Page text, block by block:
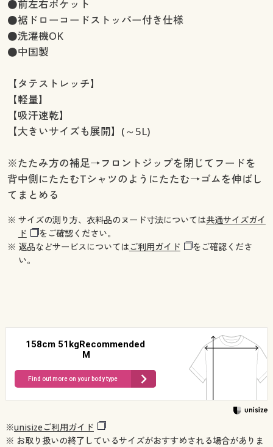
●前左右ポケット
●裾ドローコードストッパー付き仕様
●洗濯機OK
●中国製
【タテストレッチ】
【軽量】
【吸汗速乾】
【大きいサイズも展開】(～5L)
※たたみ方の補足→フロントジップを閉じてフードを
背中側にたたむTシャツのようにたたむ→ゴムを伸ばし
てまとめる
※ サイズの測り方、衣料品のヌード寸法については共通サイズガイ
ド
をご確認ください。
※ 返品などサービスについてはご利用ガイド
をご確認くださ
い。
158cm 51kgRecommended
M
Find out more on your body type
※unisizeご利用ガイド
※ お取り扱いの終了しているサイズがおすすめされる場合がありま